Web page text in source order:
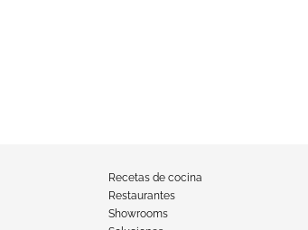
Recetas de cocina
Restaurantes
Showrooms